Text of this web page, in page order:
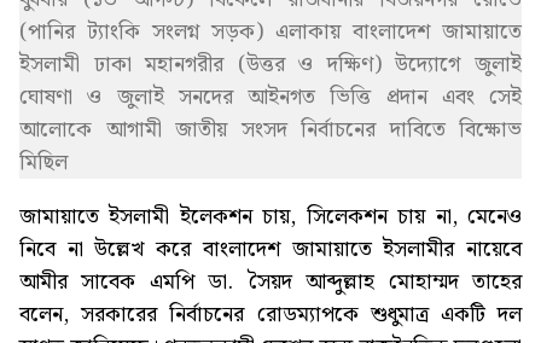
(পানির ট্যাংকি সংলগ্ন সড়ক) এলাকায় বাংলাদেশ জামায়াতে
ইসলামী ঢাকা মহানগরীর (উত্তর ও দক্ষিণ) উদ্যোগে জুলাই
ঘোষণা ও জুলাই সনদের আইনগত ভিত্তি প্রদান এবং সেই
আলোকে আগামী জাতীয় সংসদ নির্বাচনের দাবিতে বিক্ষোভ
মিছিল
জামায়াতে ইসলামী ইলেকশন চায়, সিলেকশন চায় না, মেনেও
নিবে না উল্লেখ করে বাংলাদেশ জামায়াতে ইসলামীর নায়েবে
আমীর সাবেক এমপি ডা. সৈয়দ আব্দুল্লাহ মোহাম্মদ তাহের
বলেন, সরকারের নির্বাচনের রোডম্যাপকে শুধুমাত্র একটি দল